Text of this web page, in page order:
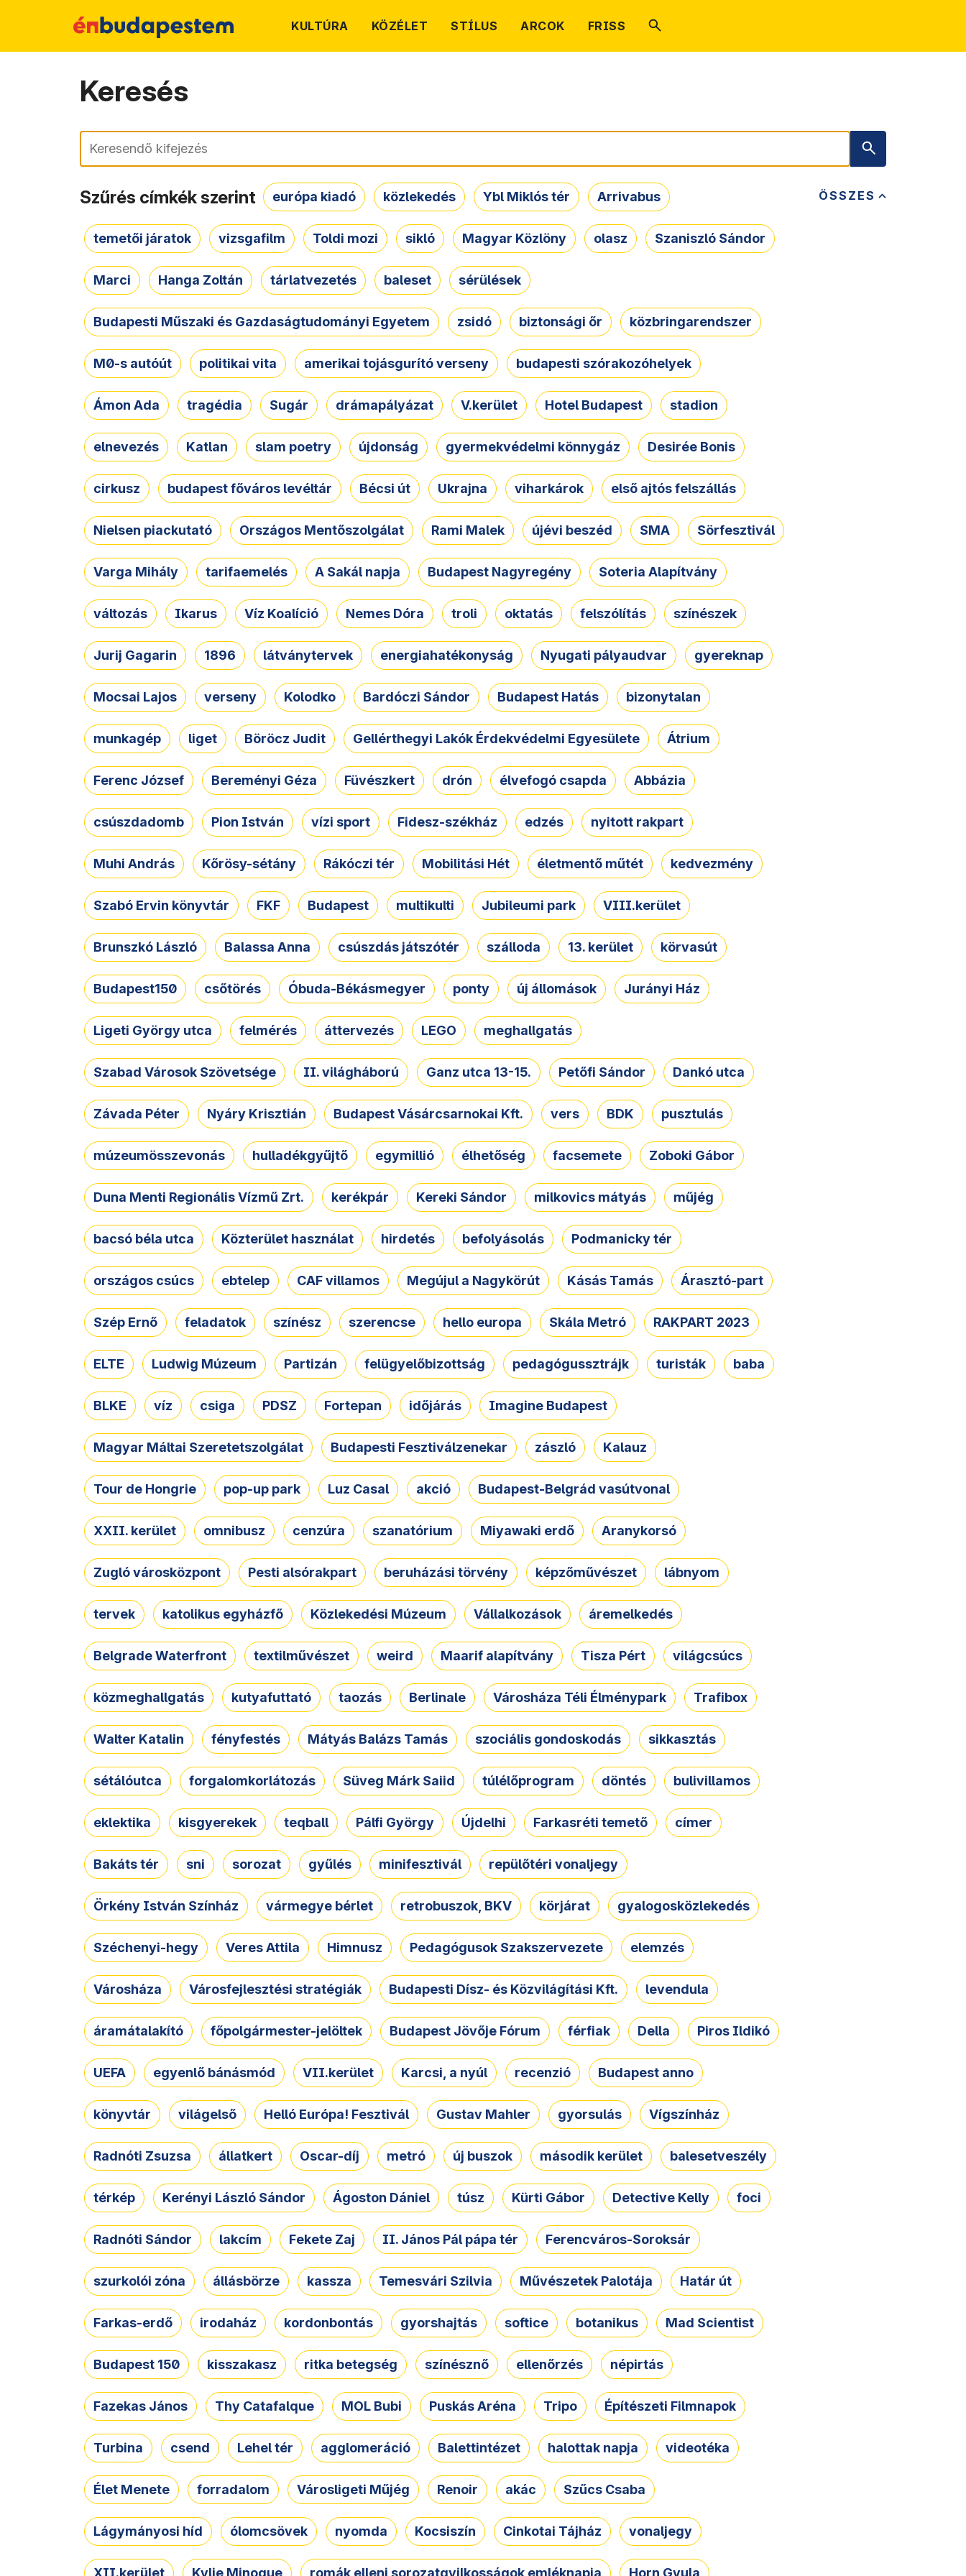
KULTÚRA KÖZÉLET STÍLUS ARCOK FRISS
Keresés
Keresés
ÖSSZES
Szűrés címkék szerint európa kiadó közlekedés Ybl Miklós tér Arrivabus
temetői járatok vizsgafilm Toldi mozi sikló Magyar Közlöny olasz Szaniszló Sándor
Marci Hanga Zoltán tárlatvezetés baleset sérülések
Budapesti Műszaki és Gazdaságtudományi Egyetem zsidó biztonsági őr közbringarendszer
M0-s autóút politikai vita amerikai tojásgurító verseny budapesti szórakozóhelyek
Ámon Ada tragédia Sugár drámapályázat V.kerület Hotel Budapest stadion
elnevezés Katlan slam poetry újdonság gyermekvédelmi könnygáz Desirée Bonis
cirkusz budapest főváros levéltár Bécsi út Ukrajna viharkárok első ajtós felszállás
Nielsen piackutató Országos Mentőszolgálat Rami Malek újévi beszéd SMA Sörfesztivál
Varga Mihály tarifaemelés A Sakál napja Budapest Nagyregény Soteria Alapítvány
változás Ikarus Víz Koalíció Nemes Dóra troli oktatás felszólítás színészek
Jurij Gagarin 1896 látványtervek energiahatékonyság Nyugati pályaudvar gyereknap
Mocsai Lajos verseny Kolodko Bardóczi Sándor Budapest Hatás bizonytalan
munkagép liget Böröcz Judit Gellérthegyi Lakók Érdekvédelmi Egyesülete Átrium
Ferenc József Bereményi Géza Füvészkert drón élvefogó csapda Abbázia
csúszdadomb Pion István vízi sport Fidesz-székház edzés nyitott rakpart
Muhi András Kőrösy-sétány Rákóczi tér Mobilitási Hét életmentő műtét kedvezmény
Szabó Ervin könyvtár FKF Budapest multikulti Jubileumi park VIII.kerület
Brunszkó László Balassa Anna csúszdás játszótér szálloda 13. kerület körvasút
Budapest150 csőtörés Óbuda-Békásmegyer ponty új állomások Jurányi Ház
Ligeti György utca felmérés áttervezés LEGO meghallgatás
Szabad Városok Szövetsége II. világháború Ganz utca 13-15. Petőfi Sándor Dankó utca
Závada Péter Nyáry Krisztián Budapest Vásárcsarnokai Kft. vers BDK pusztulás
múzeumösszevonás hulladékgyűjtő egymillió élhetőség facsemete Zoboki Gábor
Duna Menti Regionális Vízmű Zrt. kerékpár Kereki Sándor milkovics mátyás műjég
bacsó béla utca Közterület használat hirdetés befolyásolás Podmanicky tér
országos csúcs ebtelep CAF villamos Megújul a Nagykörút Kásás Tamás Árasztó-part
Szép Ernő feladatok színész szerencse hello europa Skála Metró RAKPART 2023
ELTE Ludwig Múzeum Partizán felügyelőbizottság pedagógussztrájk turisták baba
BLKE víz csiga PDSZ Fortepan időjárás Imagine Budapest
Magyar Máltai Szeretetszolgálat Budapesti Fesztiválzenekar zászló Kalauz
Tour de Hongrie pop-up park Luz Casal akció Budapest-Belgrád vasútvonal
XXII. kerület omnibusz cenzúra szanatórium Miyawaki erdő Aranykorsó
Zugló városközpont Pesti alsórakpart beruházási törvény képzőművészet lábnyom
tervek katolikus egyházfő Közlekedési Múzeum Vállalkozások áremelkedés
Belgrade Waterfront textilművészet weird Maarif alapítvány Tisza Pért világcsúcs
közmeghallgatás kutyafuttató taozás Berlinale Városháza Téli Élménypark Trafibox
Walter Katalin fényfestés Mátyás Balázs Tamás szociális gondoskodás sikkasztás
sétálóutca forgalomkorlátozás Süveg Márk Saiid túlélőprogram döntés bulivillamos
eklektika kisgyerekek teqball Pálfi György Újdelhi Farkasréti temető címer
Bakáts tér sni sorozat gyűlés minifesztivál repülőtéri vonaljegy
Örkény István Színház vármegye bérlet retrobuszok, BKV körjárat gyalogosközlekedés
Széchenyi-hegy Veres Attila Himnusz Pedagógusok Szakszervezete elemzés
Városháza Városfejlesztési stratégiák Budapesti Dísz- és Közvilágítási Kft. levendula
áramátalakító főpolgármester-jelöltek Budapest Jövője Fórum férfiak Della Piros Ildikó
UEFA egyenlő bánásmód VII.kerület Karcsi, a nyúl recenzió Budapest anno
könyvtár világelső Helló Európa! Fesztivál Gustav Mahler gyorsulás Vígszínház
Radnóti Zsuzsa állatkert Oscar-díj metró új buszok második kerület balesetveszély
térkép Kerényi László Sándor Ágoston Dániel túsz Kürti Gábor Detective Kelly foci
Radnóti Sándor lakcím Fekete Zaj II. János Pál pápa tér Ferencváros-Soroksár
szurkolói zóna állásbörze kassza Temesvári Szilvia Művészetek Palotája Határ út
Farkas-erdő irodaház kordonbontás gyorshajtás softice botanikus Mad Scientist
Budapest 150 kisszakasz ritka betegség színésznő ellenőrzés népirtás
Fazekas János Thy Catafalque MOL Bubi Puskás Aréna Tripo Építészeti Filmnapok
Turbina csend Lehel tér agglomeráció Balettintézet halottak napja videotéka
Élet Menete forradalom Városligeti Műjég Renoir akác Szűcs Csaba
Lágymányosi híd ólomcsövek nyomda Kocsiszín Cinkotai Tájház vonaljegy
XII.kerület Kylie Minogue romák elleni sorozatgyilkosságok emléknapja Horn Gyula